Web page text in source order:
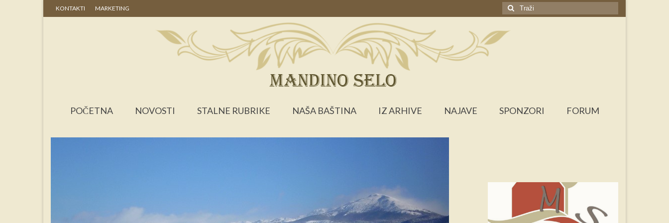
KONTAKTI MARKETING
Search
for:
POČETNA NOVOSTI STALNE RUBRIKE NAŠA BAŠTINA IZ ARHIVE NAJAVE SPONZORI FORUM